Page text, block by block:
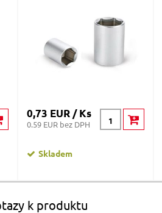
0,73 EUR / Ks
0.59 EUR bez DPH
Skladem
k produktu